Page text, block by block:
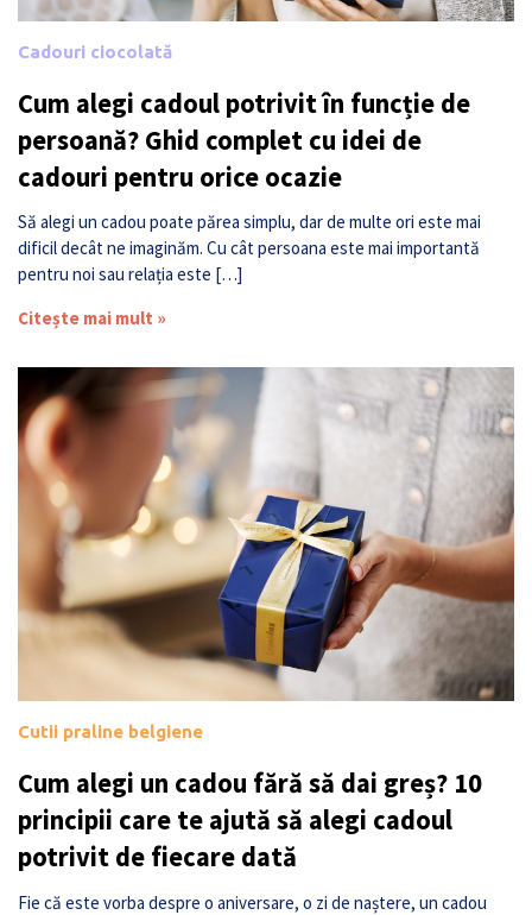
Cadouri ciocolată
Cum alegi cadoul potrivit în funcție de
persoană? Ghid complet cu idei de
cadouri pentru orice ocazie
Să alegi un cadou poate părea simplu, dar de multe ori este mai
dificil decât ne imaginăm. Cu cât persoana este mai importantă
pentru noi sau relația este […]
Citește mai mult »
Cutii praline belgiene
Cum alegi un cadou fără să dai greș? 10
principii care te ajută să alegi cadoul
potrivit de fiecare dată
Fie că este vorba despre o aniversare, o zi de naștere, un cadou